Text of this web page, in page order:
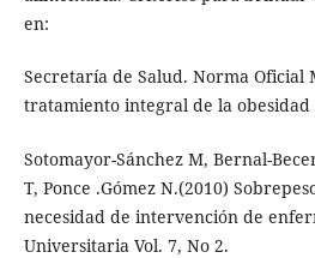
en:
Secretaría de Salud. Norma Oficial
tratamiento integral de la obesidad
Sotomayor-Sánchez M, Bernal-
T, Ponce .Gómez N.(2010)
necesidad de intervención de
Universitaria Vol. 7, No 2.